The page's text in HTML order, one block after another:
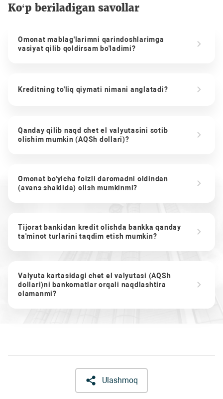
Ko‘p beriladigan savollar
Omonat mablag'larimni qarindoshlarimga
vasiyat qilib qoldirsam bo'ladimi?
Kreditning to'liq qiymati nimani anglatadi?
Qanday qilib naqd chet el valyutasini sotib
olishim mumkin (AQSh dollari)?
Omonat bo'yicha foizli daromadni oldindan
(avans shaklida) olish mumkinmi?
Tijorat bankidan kredit olishda bankka qanday
ta'minot turlarini taqdim etish mumkin?
Valyuta kartasidagi chet el valyutasi (AQSh
dollari)ni bankomatlar orqali naqdlashtira
olamanmi?
Ulashmoq